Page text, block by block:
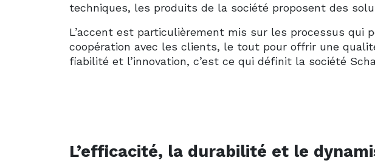
techniques, les produits de la société proposent des
L’accent est particulièrement mis sur les processus qui
coopération avec les clients, le tout pour offrir une
fiabilité et l’innovation, c’est ce qui définit la société
L’efficacité, la durabilité et le